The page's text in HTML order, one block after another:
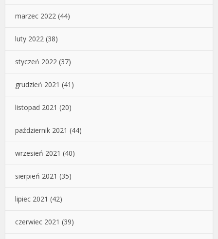
marzec 2022 (44)
luty 2022 (38)
styczeń 2022 (37)
grudzień 2021 (41)
listopad 2021 (20)
październik 2021 (44)
wrzesień 2021 (40)
sierpień 2021 (35)
lipiec 2021 (42)
czerwiec 2021 (39)